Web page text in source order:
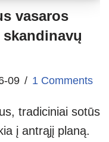
vasaros
09 1 Comments
tradiciniai sotūs
į antrąjį planą.